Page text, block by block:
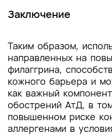
Заключение
Таким образом,
направленных на
филаггрина,
кожного барьера и
как важный
обострений АтД, в
повышенном риске
аллергенами в